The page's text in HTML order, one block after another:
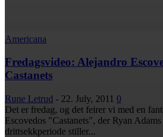
Americana
Fredagsvideo: Alejandro
Castanets
Rune Letrud - 22. July, 2011 0
Det er fredag, og det feirer vi med en
Escovedos "Castanets", der Ryan
drittsekkperiode stiller...